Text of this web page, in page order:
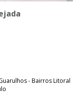
- BairrosLitoral